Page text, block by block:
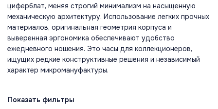
циферблат, меняя строгий минимализм на насыщенную
механическую архитектуру. Использование легких прочных
материалов, оригинальная геометрия корпуса и
выверенная эргономика обеспечивают удобство
ежедневного ношения. Это часы для коллекционеров,
ищущих редкие конструктивные решения и независимый
характер микромануфактуры.
Показать фильтры